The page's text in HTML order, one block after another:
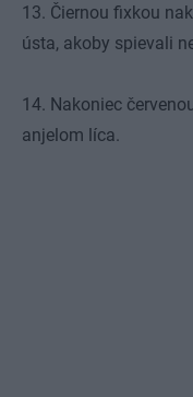
13. Čiernou fixkou
ústa, akoby spievali
14. Nakoniec
anjelom líca.